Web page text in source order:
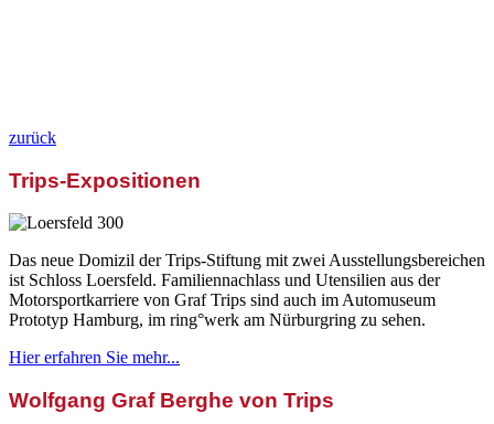
zurück
Trips-Expositionen
Das neue Domizil der Trips-Stiftung mit zwei Ausstellungsbereichen
ist Schloss Loersfeld. Familiennachlass und Utensilien aus der
Motorsportkarriere von Graf Trips sind auch im Automuseum
Prototyp Hamburg, im ring°werk am Nürburgring zu sehen.
Hier erfahren Sie mehr...
Wolfgang Graf Berghe von Trips